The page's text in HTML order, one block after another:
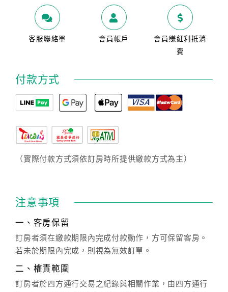
客服聯絡單 會員帳戶
會員賺紅利抵消
費
付款方式
（實際付款方式須依訂房時所提供繳款方式為主）
注意事項
一、客房保留
訂房者須在繳款期限內完成付款動作，方可保留客房。
若未於期限內完成，則視為無效訂單。
二、權責範圍
訂房者於四方通行交易之紀錄與相關作業，由四方通行